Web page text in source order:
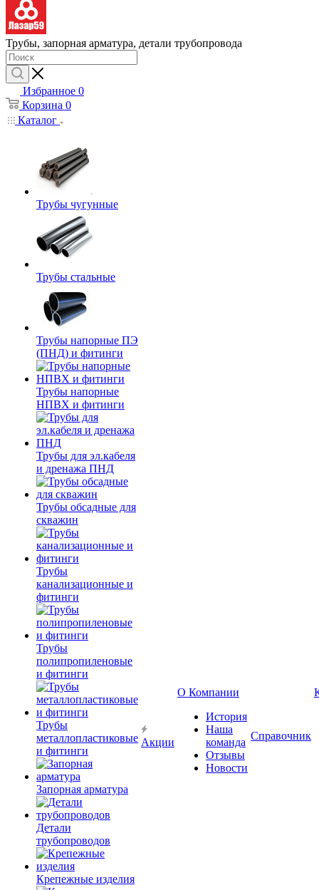
Трубы, запорная арматура, детали трубопровода
Избранное 0
Корзина 0
Каталог
Трубы чугунные
Трубы стальные
Трубы напорные ПЭ
(ПНД) и фитинги
Трубы напорные
НПВХ и фитинги
Трубы для эл.кабеля
и дренажа ПНД
Трубы обсадные для
скважин
Трубы
канализационные и
фитинги
Трубы
полипропиленовые
и фитинги
Трубы
металлопластиковые
и фитинги
Запорная арматура
Детали
трубопроводов
Крепежные изделия
Акции
О Компании
История
Наша
команда
Отзывы
Новости
Справочник